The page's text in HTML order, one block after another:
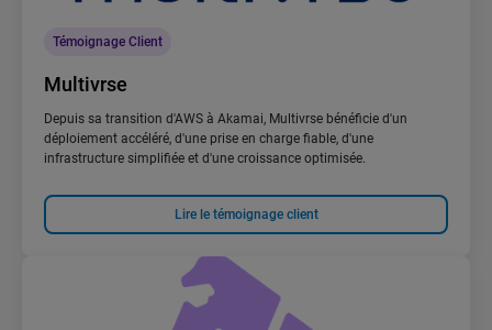
Témoignage Client
Multivrse
Depuis sa transition d'AWS à Akamai, Multivrse bénéficie d'un
déploiement accéléré, d'une prise en charge fiable, d'une
infrastructure simplifiée et d'une croissance optimisée.
Lire le témoignage client